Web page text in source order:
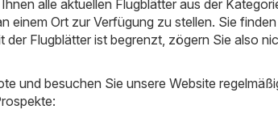
alle aktuellen Flugblätter aus der
einem Ort zur Verfügung zu stellen. Sie
der Flugblätter ist begrenzt, zögern Sie also
und besuchen Sie unsere Website